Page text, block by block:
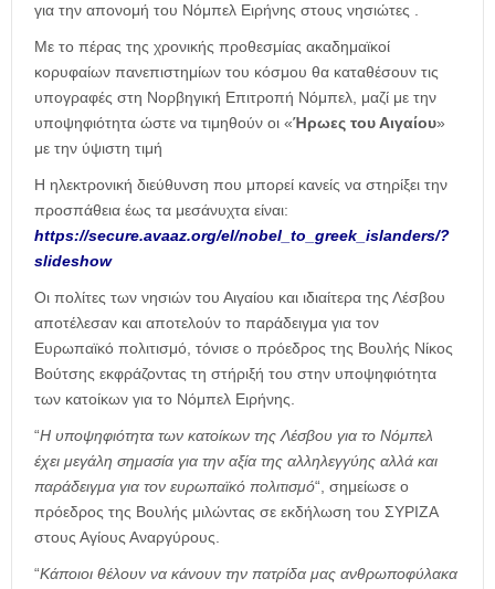
για την απονομή του Νόμπελ Ειρήνης στους νησιώτες .
Με το πέρας της χρονικής προθεσμίας ακαδημαϊκοί
κορυφαίων πανεπιστημίων του κόσμου θα καταθέσουν τις
υπογραφές στη Νορβηγική Επιτροπή Νόμπελ, μαζί με την
υποψηφιότητα ώστε να τιμηθούν οι «Ήρωες του Αιγαίου»
με την ύψιστη τιμή
Η ηλεκτρονική διεύθυνση που μπορεί κανείς να στηρίξει την
προσπάθεια έως τα μεσάνυχτα είναι:
https://secure.avaaz.org/el/nobel_to_greek_islanders/?
slideshow
Οι πολίτες των νησιών του Αιγαίου και ιδιαίτερα της Λέσβου
αποτέλεσαν και αποτελούν το παράδειγμα για τον
Ευρωπαϊκό πολιτισμό, τόνισε ο πρόεδρος της Βουλής Νίκος
Βούτσης εκφράζοντας τη στήριξή του στην υποψηφιότητα
των κατοίκων για το Νόμπελ Ειρήνης.
“Η υποψηφιότητα των κατοίκων της Λέσβου για το Νόμπελ
έχει μεγάλη σημασία για την αξία της αλληλεγγύης αλλά και
παράδειγμα για τον ευρωπαϊκό πολιτισμό“, σημείωσε ο
πρόεδρος της Βουλής μιλώντας σε εκδήλωση του ΣΥΡΙΖΑ
στους Αγίους Αναργύρους.
“Κάποιοι θέλουν να κάνουν την πατρίδα μας ανθρωποφύλακα